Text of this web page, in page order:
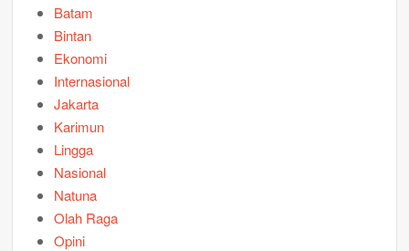
Batam
Bintan
Ekonomi
Internasional
Jakarta
Karimun
Lingga
Nasional
Natuna
Olah Raga
Opini